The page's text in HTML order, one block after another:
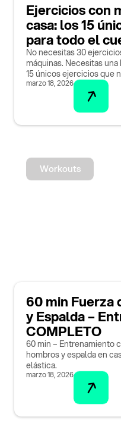
Ejercicios con
casa: los 15
para todo el
No necesitas 30
máquinas. Necesitas
15 únicos ejercicios que
marzo 18, 2026
Workouts
60 min Fuerza
y Espalda –
COMPLETO
60 min – Entrenamiento
hombros y espalda en
elástica.
marzo 18, 2026